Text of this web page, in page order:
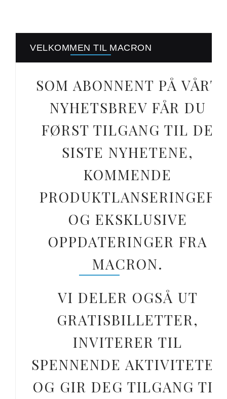
VELKOMMEN TIL MACRON
SOM ABONNENT PÅ VÅRT
NYHETSBREV FÅR DU
FØRST TILGANG TIL DE
SISTE NYHETENE,
KOMMENDE
PRODUKTLANSERINGER
OG EKSKLUSIVE
OPPDATERINGER FRA
MACRON.
VI DELER OGSÅ UT
GRATISBILLETTER,
INVITERER TIL
SPENNENDE AKTIVITETER
OG GIR DEG TILGANG TIL